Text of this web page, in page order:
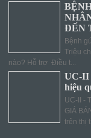
ĐẾN
Bệnh
Triệu
nào? Hỗ trợ Điều t...
UC-II
hiệu
UC-II -
GIÁ
trên thị